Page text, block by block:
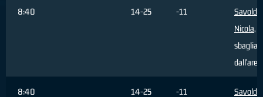
8:40 14-25 -11
Nicola,
dall'area
8:40 14-25 -11